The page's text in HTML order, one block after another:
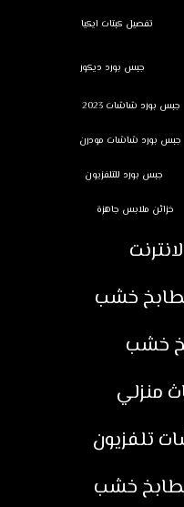
تفصيل كبتات ايكيا
جبس بورد ديكور
جبس بورد شاشات 2023
جبس بورد شاشات مودرن
جبس بورد للتلفزيون
خزائن ملابس جاهزة
خشب
خشب
منزلي
تلفزيون
خشب